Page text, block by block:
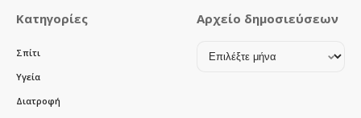
Κατηγορίες
Σπίτι
Υγεία
Διατροφή
Αρχείο δημοσιεύσεων
Αρχείο